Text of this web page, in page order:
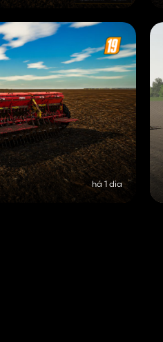
há 1 dia